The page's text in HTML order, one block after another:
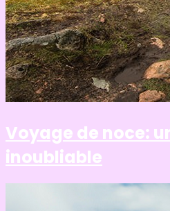
Voyage de noce:
inoubliable